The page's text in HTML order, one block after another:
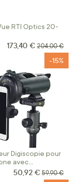
RTI Optics 20-
Prix Spécial
173,40 € Prix normal
204,00 €
Digiscopie pour
avec
Bluetooth
-15%
Prix Spécial
50,92 € Prix
59,90 €